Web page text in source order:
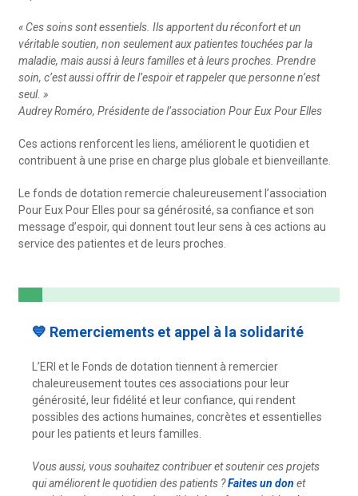
« Ces soins sont essentiels. Ils apportent du réconfort et un
véritable soutien, non seulement aux patientes touchées par la
maladie, mais aussi à leurs familles et à leurs proches. Prendre
soin, c’est aussi offrir de l’espoir et rappeler que personne n’est
seul. »
Audrey Roméro, Présidente de l’association Pour Eux Pour Elles
Ces actions renforcent les liens, améliorent le quotidien et
contribuent à une prise en charge plus globale et bienveillante.
Le fonds de dotation remercie chaleureusement l’association
Pour Eux Pour Elles pour sa générosité, sa confiance et son
message d’espoir, qui donnent tout leur sens à ces actions au
service des patientes et de leurs proches.
💙 Remerciements et appel à la solidarité
L’ERI et le Fonds de dotation tiennent à remercier
chaleureusement toutes ces associations pour leur
générosité, leur fidélité et leur confiance, qui rendent
possibles des actions humaines, concrètes et essentielles
pour les patients et leurs familles.
Vous aussi, vous souhaitez contribuer et soutenir ces projets
qui améliorent le quotidien des patients ?Faites un don et